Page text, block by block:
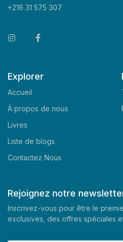
+216 31 575 307
Explorer
Accueil
À propos de nous
Livres
Liste de blogs
Contactez Nous
Rejoignez notre
Inscrivez-vous pour être le
exclusives, des offres spéciales